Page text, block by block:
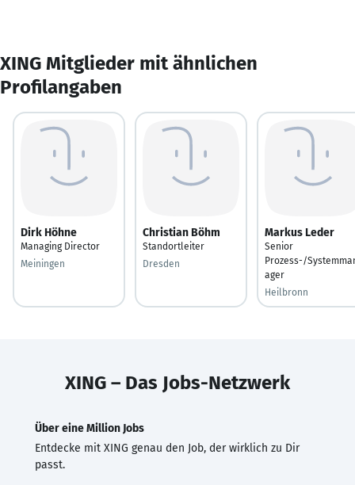
XING Mitglieder mit ähnlichen
Profilangaben
Dirk Höhne
Managing Director
Meiningen
Christian Böhm
Standortleiter
Dresden
Markus Leder
Senior
Prozess-/
ager
Heilbronn
XING – Das Jobs-Netzwerk
Über eine Million Jobs
Entdecke mit XING genau den Job, der wirklich zu Dir
passt.